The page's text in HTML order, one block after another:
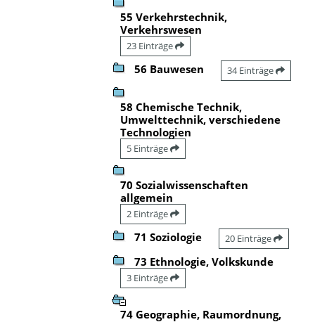
55 Verkehrstechnik,
Verkehrswesen
23 Einträge
56 Bauwesen 34 Einträge
58 Chemische Technik,
Umwelttechnik, verschiedene
Technologien
5 Einträge
70 Sozialwissenschaften
allgemein
2 Einträge
71 Soziologie 20 Einträge
73 Ethnologie, Volkskunde
3 Einträge
74 Geographie, Raumordnung,